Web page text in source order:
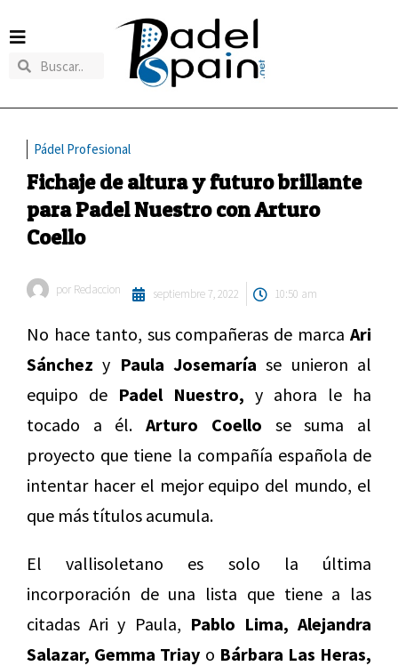
Pádel Profesional
Fichaje de altura y futuro brillante
para Padel Nuestro con Arturo
Coello
por Redaccion septiembre 7, 2022 10:50 am
No hace tanto, sus compañeras de marca Ari
Sánchez y Paula Josemaría se unieron al
equipo de Padel Nuestro, y ahora le ha
tocado a él.Arturo Coello se suma al
proyecto que tiene la compañía española de
intentar hacer el mejor equipo del mundo, el
que más títulos acumula.
El vallisoletano es solo la última
incorporación de una lista que tiene a las
citadas Ari y Paula, Pablo Lima, Alejandra
Salazar, Gemma Triay o Bárbara Las Heras,